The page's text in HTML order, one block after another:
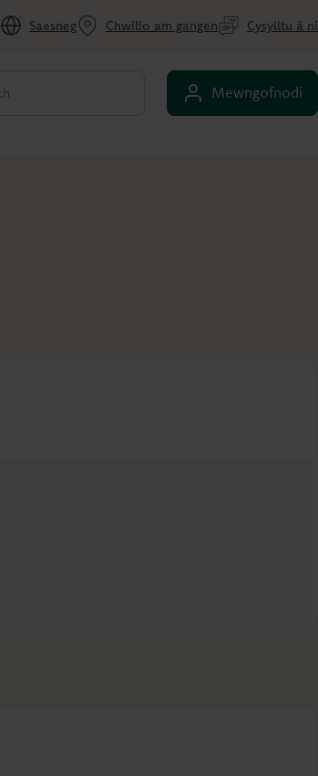
Saesneg Chwilio am gangen Cysylltu â ni
Mewngofnodi